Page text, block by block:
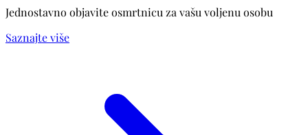
Jednostavno objavite osmrtnicu za vašu voljenu osobu
Saznajte više